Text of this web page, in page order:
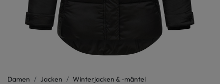
Damen Jacken Winterjacken & -mäntel